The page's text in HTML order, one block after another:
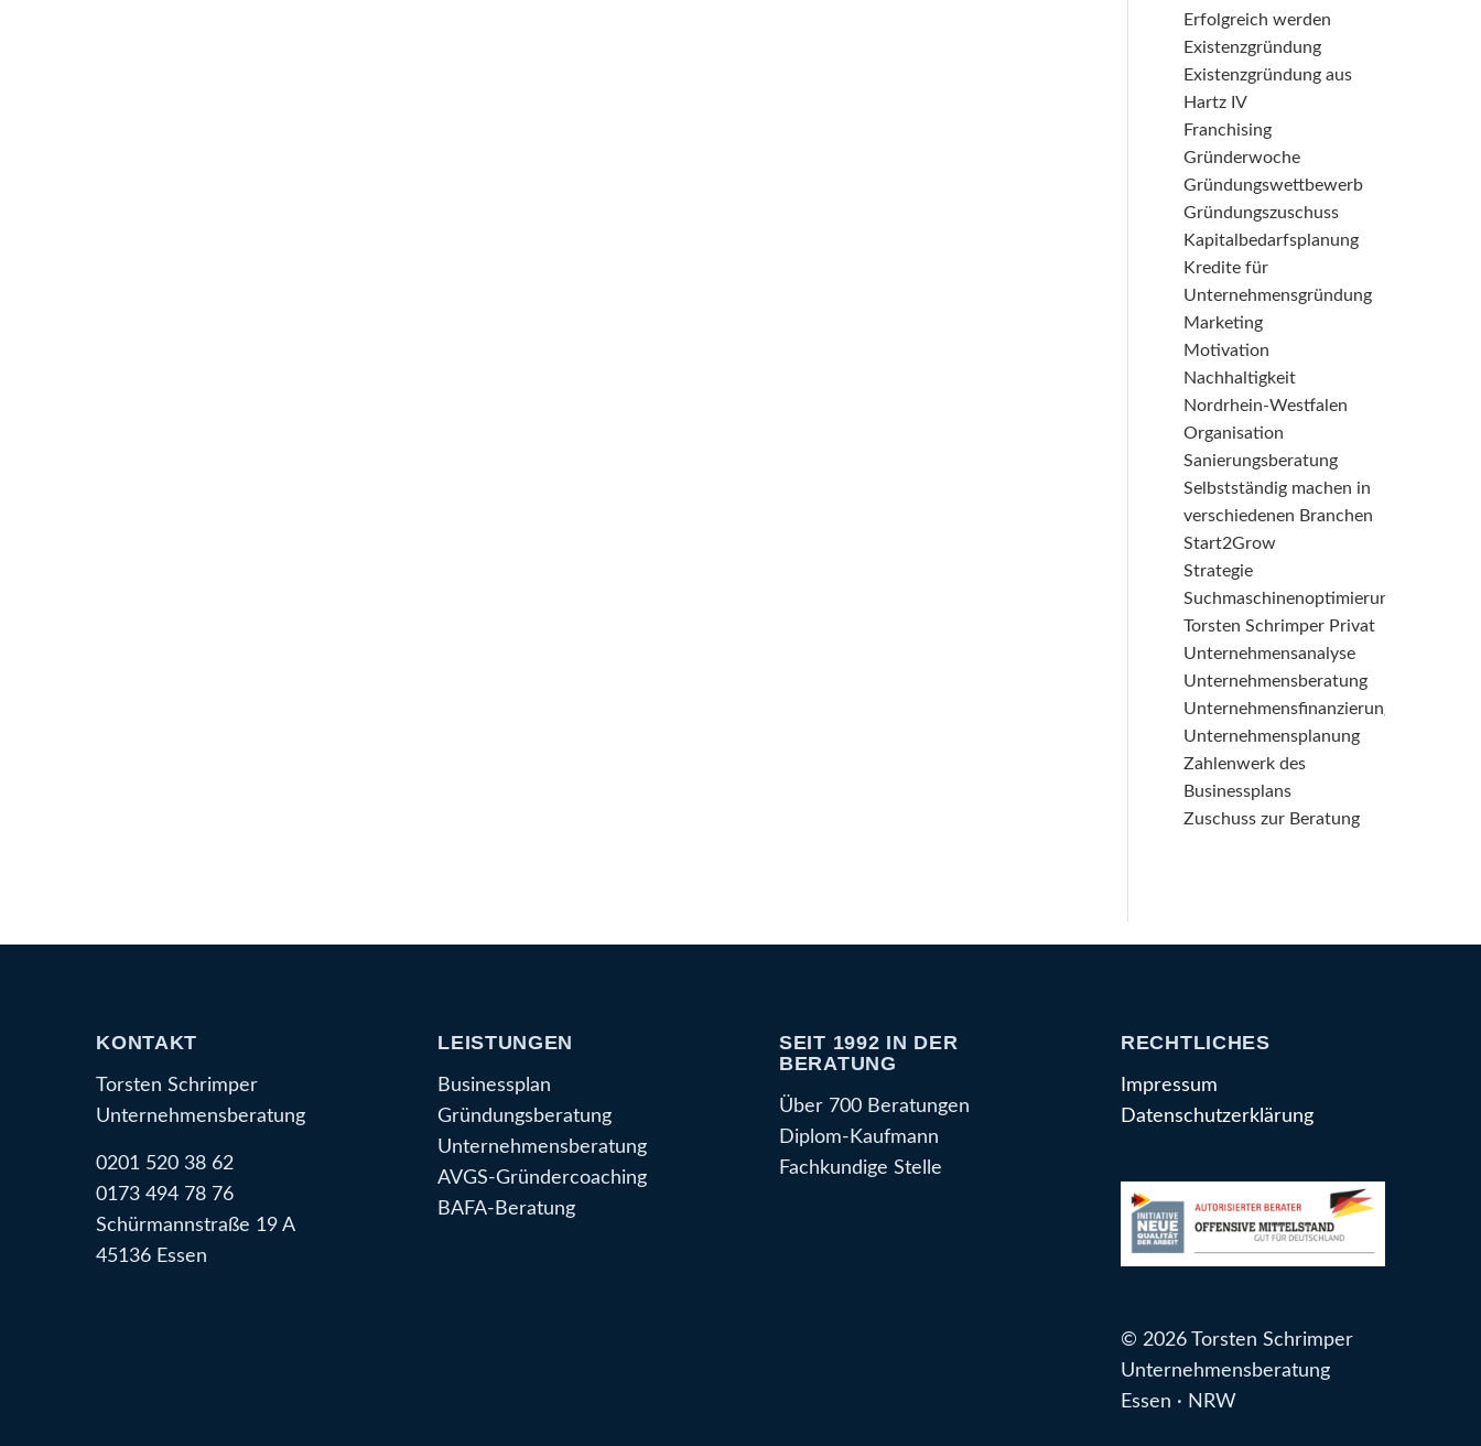
Erfolgreich werden
Existenzgründung
Existenzgründung aus
Hartz IV
Franchising
Gründerwoche
Gründungswettbewerb
Gründungszuschuss
Kapitalbedarfsplanung
Kredite für
Unternehmensgründung
Marketing
Motivation
Nachhaltigkeit
Nordrhein-Westfalen
Organisation
Sanierungsberatung
Selbstständig machen in
verschiedenen Branchen
Start2Grow
Strategie
Suchmaschinenoptimierung
Torsten Schrimper Privat
Unternehmensanalyse
Unternehmensberatung
Unternehmensfinanzierung
Unternehmensplanung
Zahlenwerk des
Businessplans
Zuschuss zur Beratung
KONTAKT
Torsten Schrimper
Unternehmensberatung
0201 520 38 62
0173 494 78 76
Schürmannstraße 19 A
45136 Essen
LEISTUNGEN
Businessplan
Gründungsberatung
Unternehmensberatung
AVGS-Gründercoaching
BAFA-Beratung
SEIT 1992 IN DER
BERATUNG
Über 700 Beratungen
Diplom-Kaufmann
Fachkundige Stelle
RECHTLICHES
Impressum
Datenschutzerklärung
© 2026 Torsten Schrimper
Unternehmensberatung
Essen · NRW